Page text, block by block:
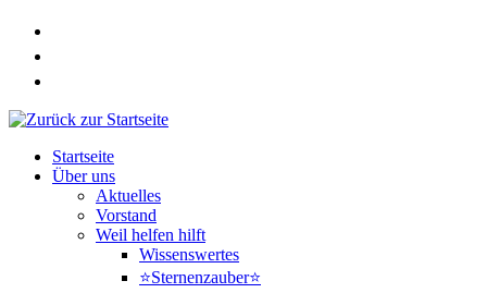
Zum
springen
Startseite
Über uns
Aktuelles
Vorstand
Weil helfen hilft
Wissenswertes
⭐Sternenzauber⭐